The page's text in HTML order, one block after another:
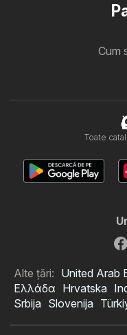
Cum
Toate
Alte țări: United Arab
Ελλάδα Hrvatska
Srbija Slovenija